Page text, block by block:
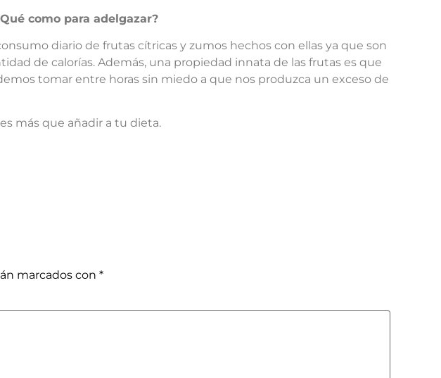
Qué como para adelgazar?
diario de frutas cítricas y zumos hechos con ellas ya que son
de calorías. Además, una propiedad innata de las frutas es que
tomar entre horas sin miedo a que nos produzca un exceso de
más que añadir a tu dieta.
marcados con *